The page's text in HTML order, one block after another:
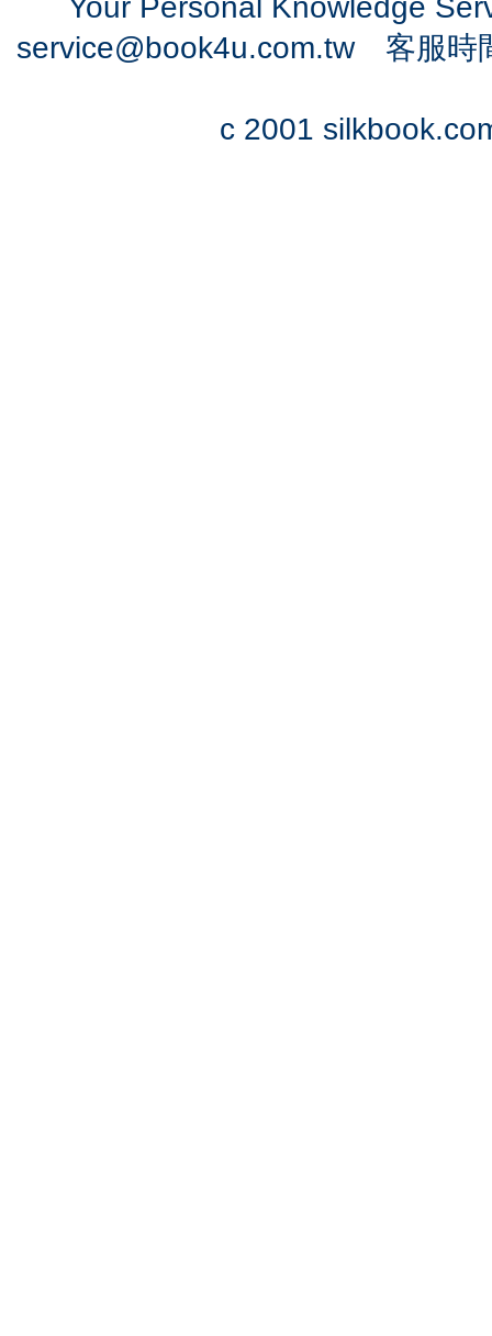
service@book4u.com.tw客服時
c 2001